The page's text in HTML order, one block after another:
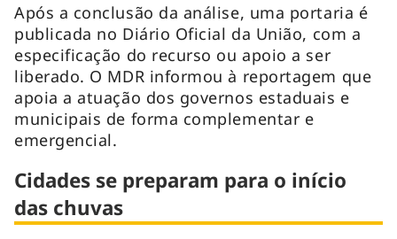
Após a conclusão da análise, uma portaria é
publicada no Diário Oficial da União, com a
especificação do recurso ou apoio a ser
liberado. O MDR informou à reportagem que
apoia a atuação dos governos estaduais e
municipais de forma complementar e
emergencial.
Cidades se preparam para o início
das chuvas